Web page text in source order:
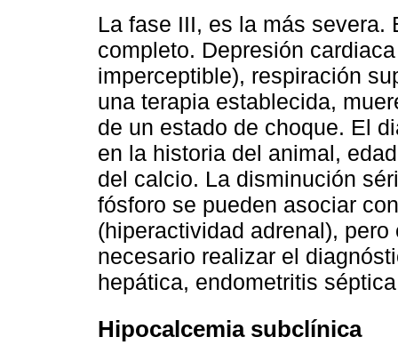
La fase III, es la más severa.
completo. Depresión
imperceptible), respiración
una terapia establecida,
de un estado de choque. El
en la historia del animal,
del calcio. La disminución
fósforo se pueden asociar
(hiperactividad adrenal),
necesario realizar el
hepática, endometritis
Hipocalcemia subclínica